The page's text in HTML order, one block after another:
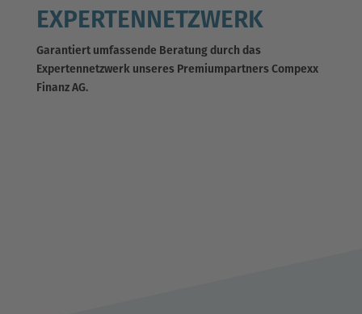
EXPERTENNETZWERK
Garantiert umfassende Beratung durch das
Expertennetzwerk unseres Premiumpartners Compexx
Finanz AG.